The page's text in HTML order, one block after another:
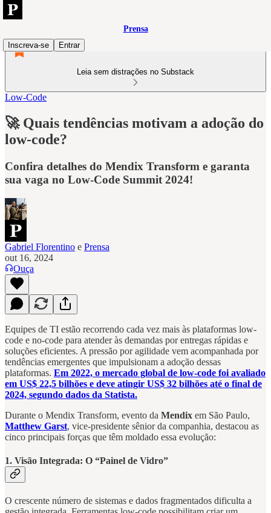
Prensa
Inscreva-se
Entrar
Leia sem distrações no Substack
Low-Code
🚀 Quais tendências motivam a adoção do
low-code?
Confira detalhes do Mendix Transform e garanta
sua vaga no Low-Code Summit 2024!
Gabriel Florentino e Prensa
out 16, 2024
Ouça
Equipes de TI estão recorrendo cada vez mais às plataformas low-
code e no-code para atender às demandas por entregas rápidas e
soluções eficientes. A pressão por agilidade vem acompanhada por
tendências emergentes que impulsionam a adoção dessas
plataformas. Em 2022, o mercado global de low-code foi avaliado
em US$ 22,5 bilhões e deve atingir US$ 32 bilhões até o final de
2024, segundo dados da Statista.
Durante o Mendix Transform, evento da Mendix em São Paulo,
Matthew Garst, vice-presidente sênior da companhia, destacou as
cinco principais forças que têm moldado essa evolução:
1. Visão Integrada: O “Painel de Vidro”
O crescente número de sistemas e dados fragmentados dificulta a